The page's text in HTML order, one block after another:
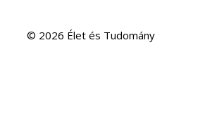
© 2026 Élet és Tudomány